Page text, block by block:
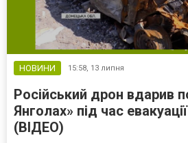
НОВИНИ 15:58, 13 липня
Російський дрон вдарив
Янголах» під час
(ВІДЕО)